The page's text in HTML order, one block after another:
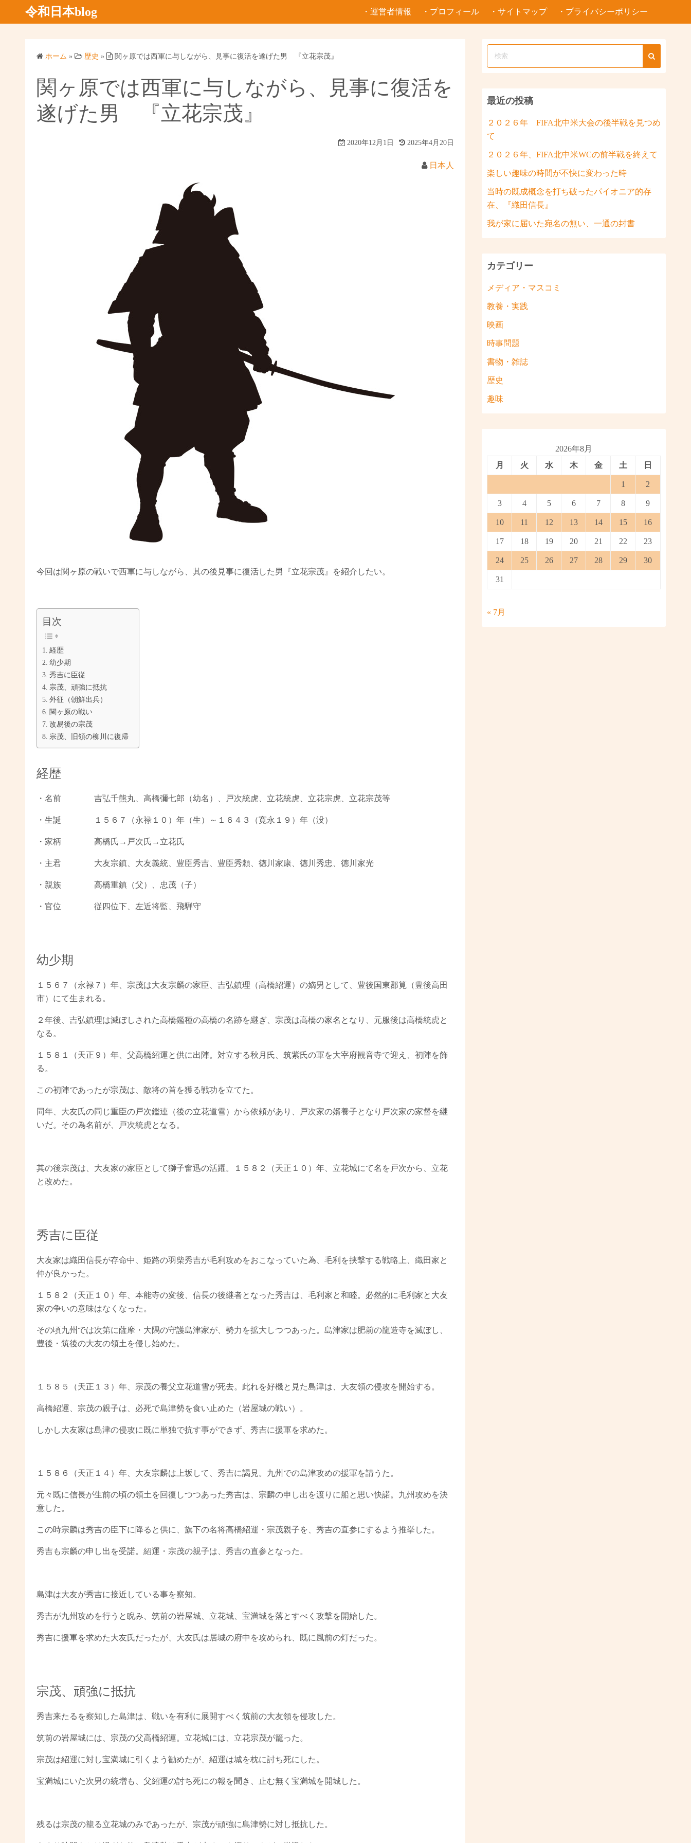
令和日本blog ・運営者情報 ・プロフィール ・サイトマップ ・プライバシーポリシー
ホーム » 歴史 » 関ヶ原では西軍に与しながら、見事に復活を遂げた男 『立花宗茂』
関ヶ原では西軍に与しながら、見事に復活を
遂げた男 『立花宗茂』
2020年12月1日 2025年4月20日
日本人
今回は関ヶ原の戦いで西軍に与しながら、其の後見事に復活した男『立花宗茂』を紹介したい。
目次
経歴
幼少期
秀吉に臣従
宗茂、頑強に抵抗
外征（朝鮮出兵）
関ヶ原の戦い
改易後の宗茂
宗茂、旧領の柳川に復帰
経歴
・名前 吉弘千熊丸、高橋彌七郎（幼名）、戸次統虎、立花統虎、立花宗虎、立花宗茂等
・生誕 １５６７（永禄１０）年（生）～１６４３（寛永１９）年（没）
・家柄 高橋氏→戸次氏→立花氏
・主君 大友宗鎮、大友義統、豊臣秀吉、豊臣秀頼、徳川家康、徳川秀忠、徳川家光
・親族 高橋重鎮（父）、忠茂（子）
・官位 従四位下、左近将監、飛騨守
幼少期
１５６７（永禄７）年、宗茂は大友宗麟の家臣、吉弘鎮理（高橋紹運）の嫡男として、豊後国東郡筧（豊後高田
市）にて生まれる。
２年後、吉弘鎮理は滅ぼしされた高橋鑑種の高橋の名跡を継ぎ、宗茂は高橋の家名となり、元服後は高橋統虎と
なる。
１５８１（天正９）年、父高橋紹運と供に出陣。対立する秋月氏、筑紫氏の軍を大宰府観音寺で迎え、初陣を飾
る。
この初陣であったが宗茂は、敵将の首を獲る戦功を立てた。
同年、大友氏の同じ重臣の戸次鑑連（後の立花道雪）から依頼があり、戸次家の婿養子となり戸次家の家督を継
いだ。その為名前が、戸次統虎となる。
其の後宗茂は、大友家の家臣として獅子奮迅の活躍。１５８２（天正１０）年、立花城にて名を戸次から、立花
と改めた。
秀吉に臣従
大友家は織田信長が存命中、姫路の羽柴秀吉が毛利攻めをおこなっていた為、毛利を挟撃する戦略上、織田家と
仲が良かった。
１５８２（天正１０）年、本能寺の変後、信長の後継者となった秀吉は、毛利家と和睦。必然的に毛利家と大友
家の争いの意味はなくなった。
その頃九州では次第に薩摩・大隅の守護島津家が、勢力を拡大しつつあった。島津家は肥前の龍造寺を滅ぼし、
豊後・筑後の大友の領土を侵し始めた。
１５８５（天正１３）年、宗茂の養父立花道雪が死去。此れを好機と見た島津は、大友領の侵攻を開始する。
高橋紹運、宗茂の親子は、必死で島津勢を食い止めた（岩屋城の戦い）。
しかし大友家は島津の侵攻に既に単独で抗す事ができず、秀吉に援軍を求めた。
１５８６（天正１４）年、大友宗麟は上坂して、秀吉に謁見。九州での島津攻めの援軍を請うた。
元々既に信長が生前の頃の領土を回復しつつあった秀吉は、宗麟の申し出を渡りに船と思い快諾。九州攻めを決
意した。
この時宗麟は秀吉の臣下に降ると供に、旗下の名将高橋紹運・宗茂親子を、秀吉の直参にするよう推挙した。
秀吉も宗麟の申し出を受諾。紹運・宗茂の親子は、秀吉の直参となった。
島津は大友が秀吉に接近している事を察知。
秀吉が九州攻めを行うと睨み、筑前の岩屋城、立花城、宝満城を落とすべく攻撃を開始した。
秀吉に援軍を求めた大友氏だったが、大友氏は居城の府中を攻められ、既に風前の灯だった。
宗茂、頑強に抵抗
秀吉来たるを察知した島津は、戦いを有利に展開すべく筑前の大友領を侵攻した。
筑前の岩屋城には、宗茂の父高橋紹運。立花城には、立花宗茂が籠った。
宗茂は紹運に対し宝満城に引くよう勧めたが、紹運は城を枕に討ち死にした。
宝満城にいた次男の統増も、父紹運の討ち死にの報を聞き、止む無く宝満城を開城した。
残るは宗茂の籠る立花城のみであったが、宗茂が頑強に島津勢に対し抵抗した。
最近の投稿
２０２６年 FIFA北中米大会の後半戦を見つめ
て
２０２６年、FIFA北中米WCの前半戦を終えて
楽しい趣味の時間が不快に変わった時
当時の既成概念を打ち破ったパイオニア的存
在、『織田信長』
我が家に届いた宛名の無い、一通の封書
カテゴリー
メディア・マスコミ
教養・実践
映画
時事問題
書物・雑誌
歴史
趣味
2026年8月
月
火 水 木 金 土 日
1 2
3 4 5 6 7 8 9
10 11 12 13 14 15 16
17 18 19 20 21 22 23
24 25 26 27 28 29 30
31
« 7月